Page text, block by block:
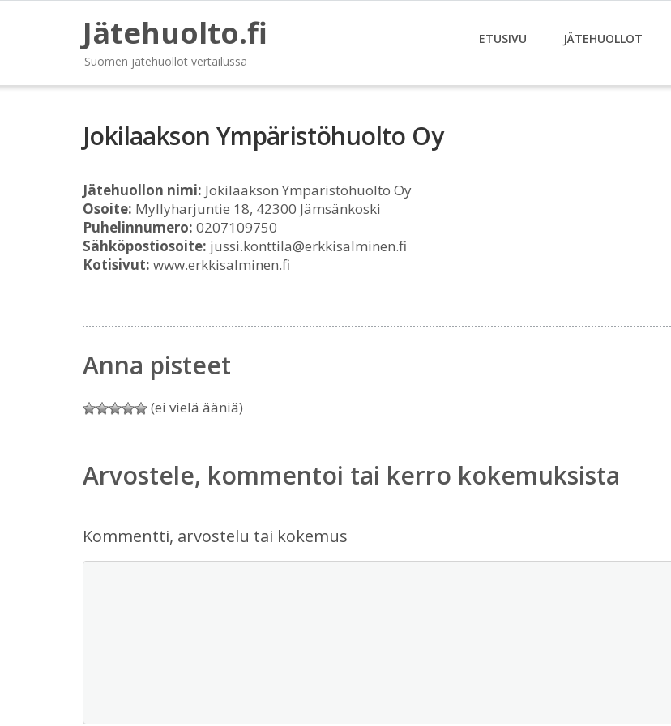
Jätehuolto.fi
Suomen jätehuollot vertailussa
ETUSIVU JÄTEHUOLLOT
Jokilaakson Ympäristöhuolto Oy
Jätehuollon nimi: Jokilaakson Ympäristöhuolto Oy
Osoite: Myllyharjuntie 18, 42300 Jämsänkoski
Puhelinnumero: 0207109750
Sähköpostiosoite: jussi.konttila@erkkisalminen.fi
Kotisivut: www.erkkisalminen.fi
Anna pisteet
(ei vielä ääniä)
Arvostele, kommentoi tai kerro kokemuksista
Kommentti, arvostelu tai kokemus